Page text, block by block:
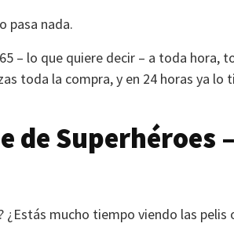
pasa nada.
– lo que quiere decir – a toda hora,
toda la compra, y en 24 horas ya lo
de Superhéroes
mucho tiempo viendo las